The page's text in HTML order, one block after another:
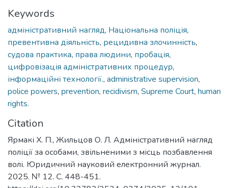
Keywords
адміністративний нагляд, Національна поліція,
превентивна діяльність, рецидивна злочинність,
судова практика, права людини, пробація,
цифровізація адміністративних процедур,
інформаційні технології., administrative supervision,
police powers, prevention, recidivism, Supreme Court, human
rights.
Citation
Ярмакі Х. П., Жильцов О. Л. Адміністративний нагляд
поліції за особами, звільненими з місць позбавлення
волі. Юридичний науковий електронний журнал.
2025. № 12. С. 448-451.